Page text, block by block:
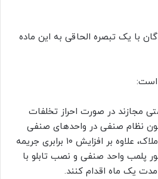
با یک تبصره الحاقی به این ماده
است:
مجازند در صورت احراز تخلفات
ماده (۱۷) قانون نظام صنفی در واحدهای صنفی
بنگاه‌های مشاورین املاک، علاوه بر افزایش ۱۰ برابری جریمه
پلمب واحد صنفی و نصب تابلو با
یک ماه اقدام کنند.